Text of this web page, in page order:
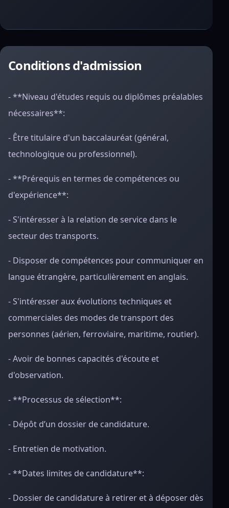
Conditions d'admission
- **Niveau d'études requis ou diplômes préalables
nécessaires**:
- Être titulaire d'un baccalauréat (général,
technologique ou professionnel).
- **Prérequis en termes de compétences ou
d'expérience**:
- S'intéresser à la relation de service dans le
secteur des transports.
- Disposer de compétences pour communiquer en
langue étrangère, particulièrement en anglais.
- S'intéresser aux évolutions techniques et
commerciales des modes de transport des
personnes (aérien, ferroviaire, maritime, routier).
- Avoir de bonnes capacités d'écoute et
d'observation.
- **Processus de sélection**:
- Dépôt d’un dossier de candidature.
- Entretien de motivation.
- **Dates limites de candidature**:
- Dossier de candidature à retirer et à déposer dès